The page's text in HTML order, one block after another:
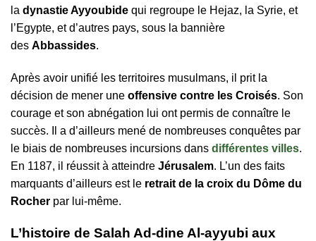
la dynastie Ayyoubide qui regroupe le Hejaz, la Syrie, et
l’Egypte, et d’autres pays, sous la bannière
des Abbassides.
Après avoir unifié les territoires musulmans, il prit la
décision de mener une offensive contre les Croisés. Son
courage et son abnégation lui ont permis de connaître le
succès. Il a d’ailleurs mené de nombreuses conquêtes par
le biais de nombreuses incursions dans différentes villes.
En 1187, il réussit à atteindre Jérusalem. L’un des faits
marquants d’ailleurs est le retrait de la croix du Dôme du
Rocher par lui-même.
L’histoire de Salah Ad-dine Al-ayyubi aux